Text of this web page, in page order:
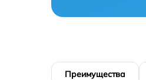
Преимущества